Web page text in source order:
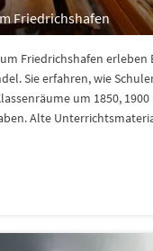
Friedrichshafen
Friedrichshafen erleben
Sie erfahren, wie
um 1850, 1900
Alte